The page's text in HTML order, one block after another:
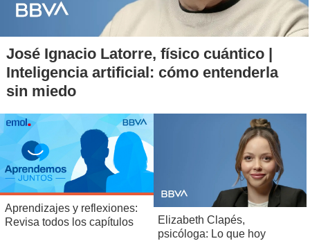
José Ignacio Latorre, físico cuántico |
Inteligencia artificial: cómo entenderla
sin miedo
Aprendizajes y reflexiones:
Revisa todos los capítulos
Elizabeth Clapés,
psicóloga: Lo que hoy